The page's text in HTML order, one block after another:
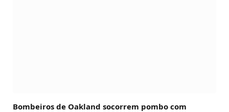
Bombeiros de Oakland socorrem pombo com